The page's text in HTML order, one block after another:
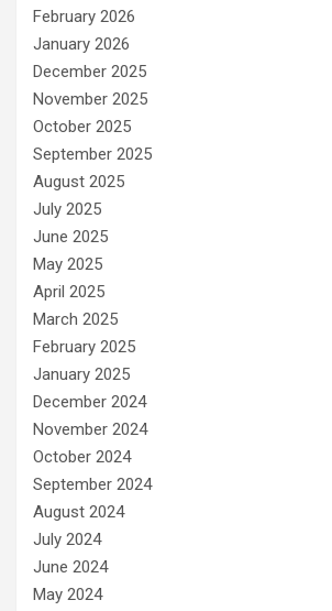
February 2026
January 2026
December 2025
November 2025
October 2025
September 2025
August 2025
July 2025
June 2025
May 2025
April 2025
March 2025
February 2025
January 2025
December 2024
November 2024
October 2024
September 2024
August 2024
July 2024
June 2024
May 2024